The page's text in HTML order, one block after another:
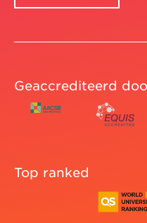
Geaccrediteerd
Top ranked